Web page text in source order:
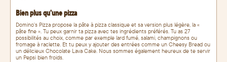
Bien plus qu'une pizza
Domino's Pizza propose la pâte à pizza classique et sa version plus légère, la «
pâte fine ». Tu peux garnir ta pizza avec tes ingrédients préférés. Tu as 27
possibilités au choix, comme par exemple lard fumé, salami, champignons ou
fromage à raclette. Et tu peux y ajouter des entrées comme un Cheesy Bread ou
un délicieux Chocolate Lava Cake. Nous sommes également heureux de te servir
un Pepsi bien froids.